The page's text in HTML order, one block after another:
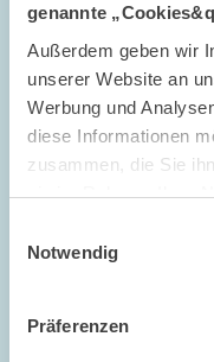
genannte
Außerdem geben wir
unserer Website an
Werbung und
diese Informationen
zusammen, die Sie
sie im Rahmen Ihrer
Notwendig
Präferenzen
PRESSE UND
TERMINE UND
ZEW-Präsident
Professor Dr. Dr. h.c.
Zentrums für